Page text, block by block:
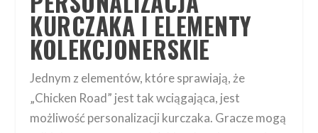
KURCZAKA I ELEMENTY
KOLEKCJONERSKIE
Jednym z elementów, które sprawiają, że
„Chicken Road” jest tak wciągająca, jest
możliwość personalizacji kurczaka. Gracze mogą